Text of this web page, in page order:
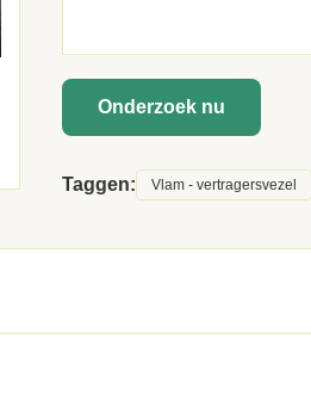
Onderzoek nu
Taggen: Vlam - vertragersvezel